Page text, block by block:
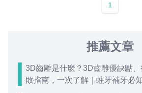
1
推薦文章
3D齒雕是什麼？3D齒雕優缺點
敗指南，一次了解｜蛀牙補牙必